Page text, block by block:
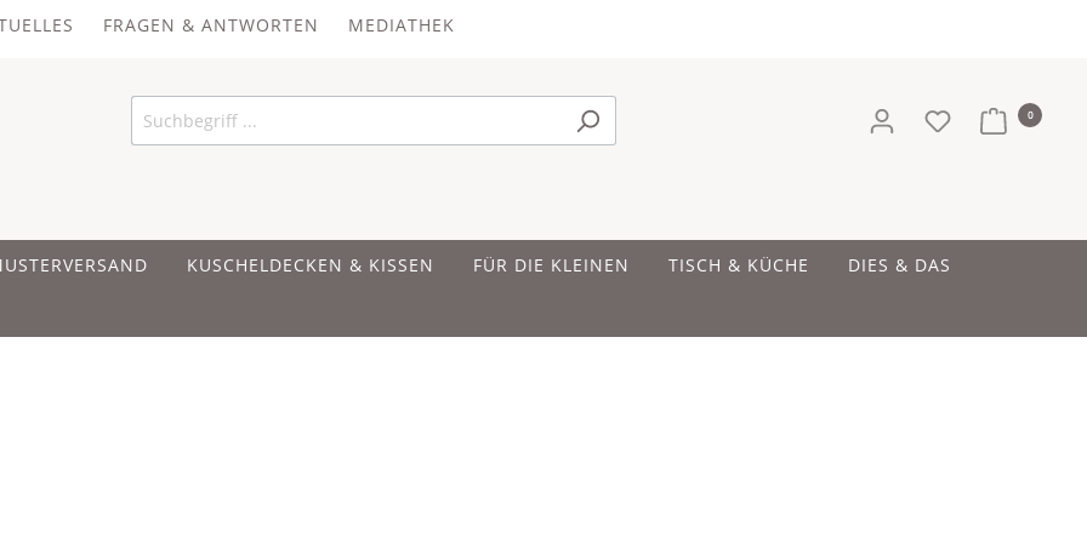
FRAGEN & ANTWORTEN MEDIATHEK
0
KUSCHELDECKEN & KISSEN FÜR DIE KLEINEN TISCH & KÜCHE DIES & DAS